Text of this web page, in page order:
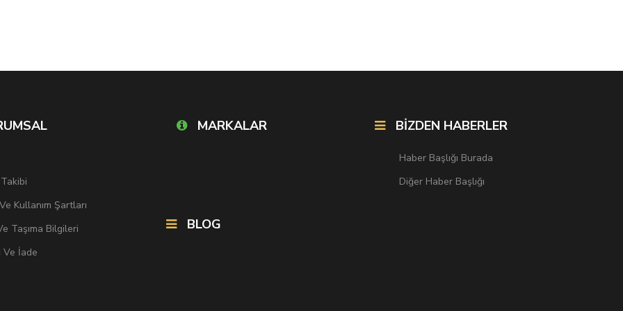
Kullanım Şartları
Taşıma Bilgileri
Ve İade
MARKALAR BİZDEN HABERLER
Haber Başlığı Burada
Diğer Haber Başlığı
BLOG